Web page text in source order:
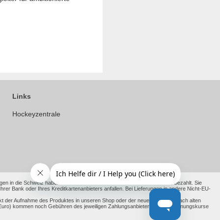
Links
Hockeyzentrale
in die Schweiz haben wir die anfallenden Kosten bereits für Sie vorab bezahlt. Sie
Bank oder Ihres Kreditkartenanbieters anfallen. Bei Lieferungen in andere Nicht-EU-
Aufnahme des Produktes in unseren Shop oder der neue Richtpreis nach alten
kommen noch Gebühren des jeweiligen Zahlungsanbieter und Umrechnungskurse